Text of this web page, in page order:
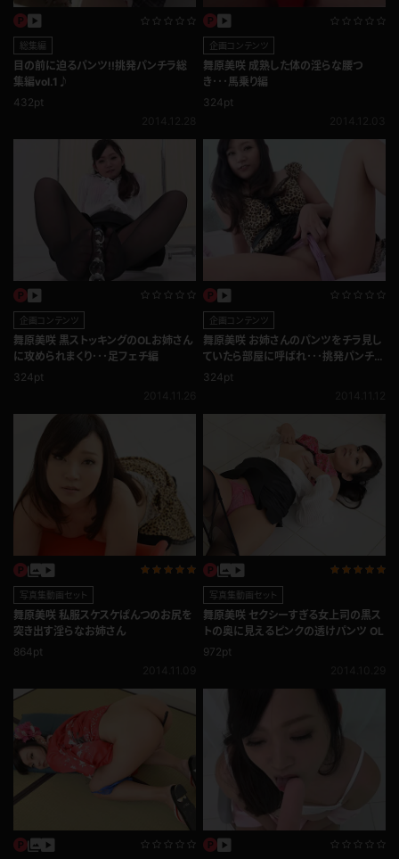
総集編
目の前に迫るパンツ!!挑発パンチラ総
集編vol.1♪
432pt
企画コンテンツ
舞原美咲 成熟した体の淫らな腰つ
き･･･馬乗り編
324pt
企画コンテンツ
舞原美咲 黒ストッキングのOLお姉さん
に攻められまくり･･･足フェチ編
324pt
企画コンテンツ
舞原美咲 お姉さんのパンツをチラ見し
ていたら部屋に呼ばれ･･･挑発パンチラ
編
324pt
写真集動画セット
舞原美咲 私服スケスケぱんつのお尻を
突き出す淫らなお姉さん
864pt
写真集動画セット
舞原美咲 セクシーすぎる女上司の黒ス
トの奥に見えるピンクの透けパンツ OL
972pt